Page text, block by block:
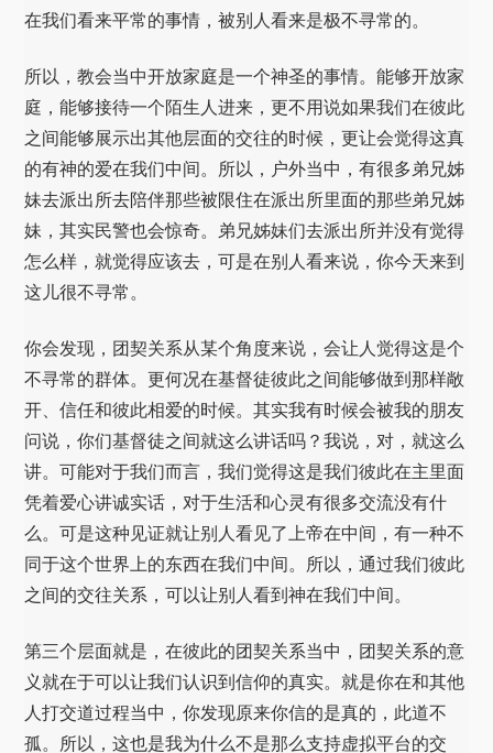
在我们看来平常的事情，被别人看来是极不寻常的。
所以，教会当中开放家庭是一个神圣的事情。能够开放家
庭，能够接待一个陌生人进来，更不用说如果我们在彼此
之间能够展示出其他层面的交往的时候，更让会觉得这真
的有神的爱在我们中间。所以，户外当中，有很多弟兄姊
妹去派出所去陪伴那些被限住在派出所里面的那些弟兄姊
妹，其实民警也会惊奇。弟兄姊妹们去派出所并没有觉得
怎么样，就觉得应该去，可是在别人看来说，你今天来到
这儿很不寻常。
你会发现，团契关系从某个角度来说，会让人觉得这是个
不寻常的群体。更何况在基督徒彼此之间能够做到那样敞
开、信任和彼此相爱的时候。其实我有时候会被我的朋友
问说，你们基督徒之间就这么讲话吗？我说，对，就这么
讲。可能对于我们而言，我们觉得这是我们彼此在主里面
凭着爱心讲诚实话，对于生活和心灵有很多交流没有什
么。可是这种见证就让别人看见了上帝在中间，有一种不
同于这个世界上的东西在我们中间。所以，通过我们彼此
之间的交往关系，可以让别人看到神在我们中间。
第三个层面就是，在彼此的团契关系当中，团契关系的意
义就在于可以让我们认识到信仰的真实。就是你在和其他
人打交道过程当中，你发现原来你信的是真的，此道不
孤。所以，这也是我为什么不是那么支持虚拟平台的交